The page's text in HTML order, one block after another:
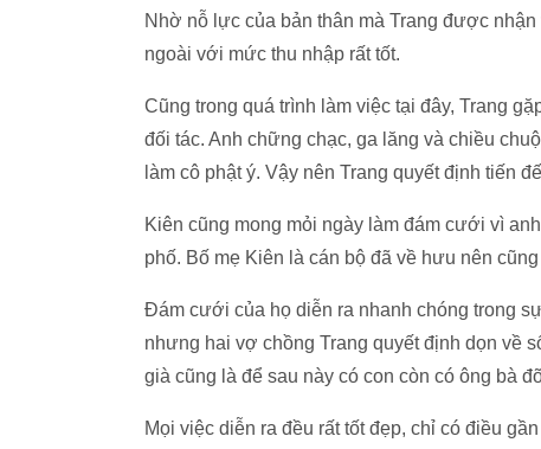
Nhờ nỗ lực của bản thân mà Trang được
ngoài với mức thu nhập rất tốt.
Cũng trong quá trình làm việc tại đây, Trang
đối tác. Anh chững chạc, ga lăng và chiều
làm cô phật ý. Vậy nên Trang quyết định tiến
Kiên cũng mong mỏi ngày làm đám cưới vì
phố. Bố mẹ Kiên là cán bộ đã về hưu nên
Đám cưới của họ diễn ra nhanh chóng trong
nhưng hai vợ chồng Trang quyết định dọn về
già cũng là để sau này có con còn có ông bà
Mọi việc diễn ra đều rất tốt đẹp, chỉ có điều